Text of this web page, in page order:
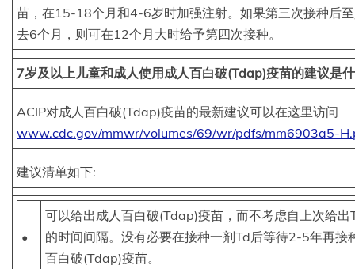
苗，在15-18个月和4-6岁时加强注射。如果第三次接种后
去6个月，则可在12个月大时给予第四次接种。
7岁及以上儿童和成人使用成人百白破(Tdap)疫苗的建议是
ACIP对成人百白破(Tdap)疫苗的最新建议可以在这里访问
www.cdc.gov/mmwr/volumes/69/wr/pdfs/mm6903a5-
建议清单如下:
•
可以给出成人百白破(Tdap)疫苗，而不考虑自上次给出
的时间间隔。没有必要在接种一剂Td后等待2-5年再接
百白破(Tdap)疫苗。